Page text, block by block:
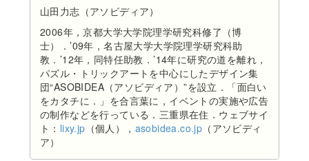
山田力志（アソビディア）
2006年，京都大学大学院理学研究科修了（博
士）．’09年，名古屋大学大学院理学研究科助
教．’12年，同特任助教．’14年に研究の道を離れ，
パズル・トリックアートを中心にしたデザイン集
団“ASOBIDEA（アソビディア）”を設立．「面白い
をカタチに．」を合言葉に，イベントの実施や広告
の制作などを行っている．三重県在住．ウェブサイ
ト： lixy.jp （個人）， asobidea.co.jp （アソビディ
ア）